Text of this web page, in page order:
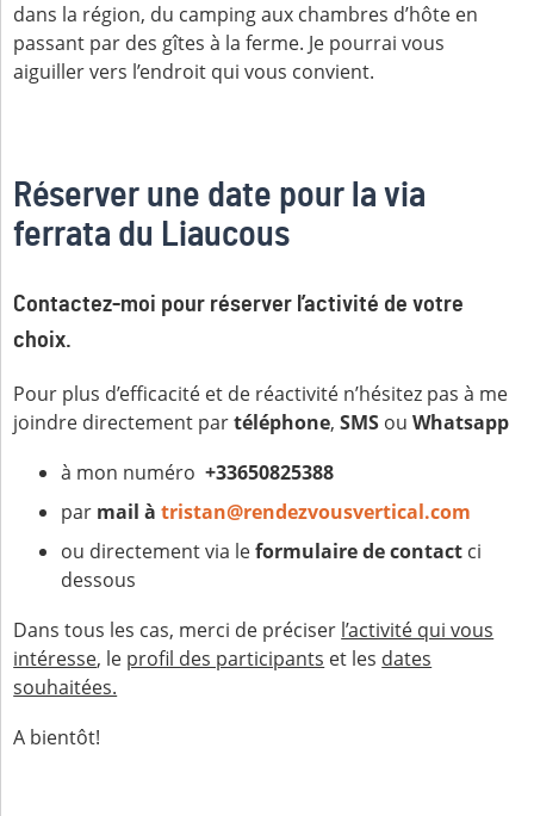
dans la région, du camping aux chambres d’hôte en
passant par des gîtes à la ferme. Je pourrai vous
aiguiller vers l’endroit qui vous convient.
Réserver une date pour la via
ferrata du Liaucous
Contactez-moi pour réserver l’activité de votre
choix.
Pour plus d’efficacité et de réactivité n’hésitez pas à me
joindre directement partéléphone,SMS ouWhatsapp
à mon numéro +33650825388
par mail àtristan@rendezvousvertical.com
ou directement via leformulaire de contact ci
dessous
Dans tous les cas, merci de préciser l’activité qui vous
intéresse, le profil des participants et les dates
souhaitées.
A bientôt!